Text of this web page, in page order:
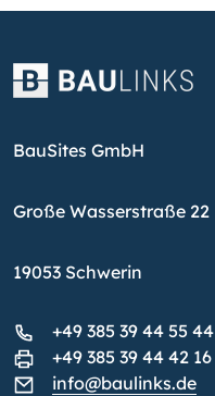
BauSites GmbH
Große Wasserstraße 22
19053 Schwerin
+49 385 39 44 55 44
+49 385 39 44 42 16
info@baulinks.de